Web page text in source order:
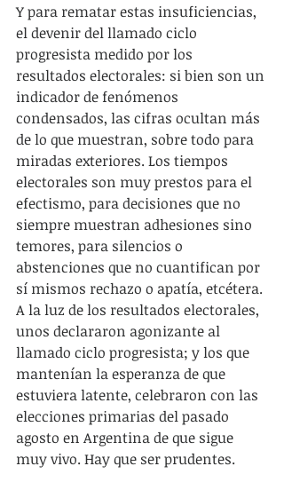
Y para rematar estas insuficiencias,
el devenir del llamado ciclo
progresista medido por los
resultados electorales: si bien son un
indicador de fenómenos
condensados, las cifras ocultan más
de lo que muestran, sobre todo para
miradas exteriores. Los tiempos
electorales son muy prestos para el
efectismo, para decisiones que no
siempre muestran adhesiones sino
temores, para silencios o
abstenciones que no cuantifican por
sí mismos rechazo o apatía, etcétera.
A la luz de los resultados electorales,
unos declararon agonizante al
llamado ciclo progresista; y los que
mantenían la esperanza de que
estuviera latente, celebraron con las
elecciones primarias del pasado
agosto en Argentina de que sigue
muy vivo. Hay que ser prudentes.